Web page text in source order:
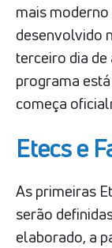
mais
desenvolvido
terceiro dia de
programa
começa
Etecs e
As primeiras
serão
elaborado, a